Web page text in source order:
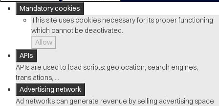
Mandatory cookies
This site uses cookies necessary for its proper functioning
which cannot be deactivated.
Allow
APIs
APIs are used to load scripts: geolocation, search engines,
translations, ...
Advertising network
Ad networks can generate revenue by selling advertising space